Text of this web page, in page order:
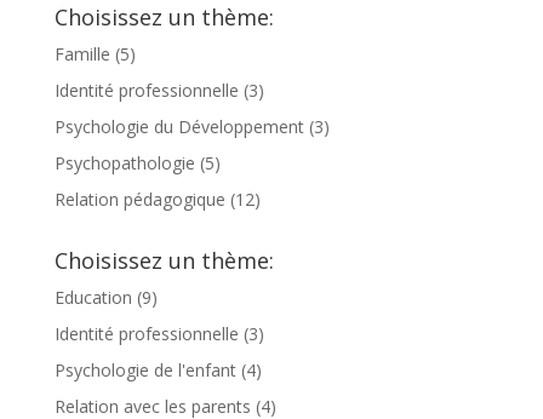
Choisissez un thème:
Famille (5)
Identité professionnelle (3)
Psychologie du Développement(3)
Psychopathologie (5)
Relation pédagogique (12)
Choisissez un thème:
Education (9)
Identité professionnelle (3)
Psychologie de l'enfant(4)
Relation avec les parents (4)